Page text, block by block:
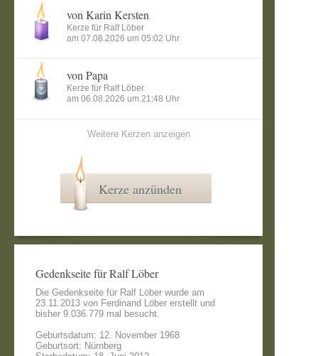
von Karin Kersten
Kerze für Ralf Löber
am 07.08.2026 um 05:02 Uhr
von Papa
Kerze für Ralf Löber
am 06.08.2026 um 21:48 Uhr
Weitere Kerzen anzeigen
Kerze anzünden
Gedenkseite für Ralf Löber
Die Gedenkseite für Ralf Löber wurde am
23.11.2013 von Ferdinand Löber erstellt und
bisher 9.036.779 mal besucht.
Geburtsdatum: 12. November 1968
Geburtsort: Nürnberg